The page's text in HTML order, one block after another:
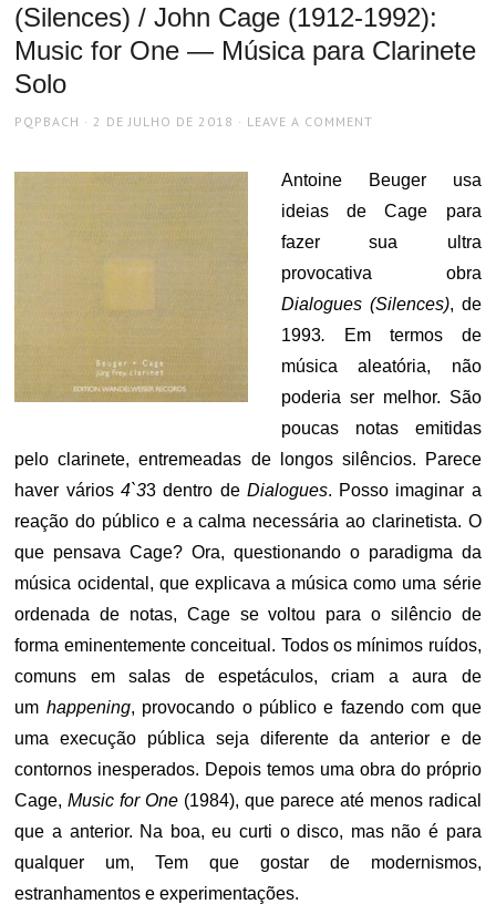
(Silences) / John Cage (1912-1992):
Music for One — Música para Clarinete
Solo
AUTHOR
PQPBACH
POSTED
2 DE JULHO DE 2018 LEAVE A COMMENT
Antoine Beuger usa
ideias de Cage para
fazer sua ultra
provocativa obra
Dialogues (Silences), de
1993.
Em termos de
música aleatória, não
poderia ser melhor. São
poucas notas emitidas
pelo clarinete, entremeadas de longos silêncios. Parece
haver vários 4`33 dentro de Dialogues. Posso imaginar a
reação do público e a calma necessária ao clarinetista. O
que pensava Cage? Ora, questionando o paradigma da
música ocidental, que explicava a música como uma série
ordenada de notas, Cage se voltou para o silêncio de
forma eminentemente conceitual. Todos os mínimos ruídos,
comuns em salas de espetáculos, criam a aura de
um happening, provocando o público e fazendo com que
uma execução pública seja diferente da anterior e de
contornos inesperados. Depois temos uma obra do próprio
Cage,Music for One (1984), que parece até menos radical
que a anterior. Na boa, eu curti o disco, mas não é para
qualquer um, Tem que gostar de modernismos,
estranhamentos e experimentações.